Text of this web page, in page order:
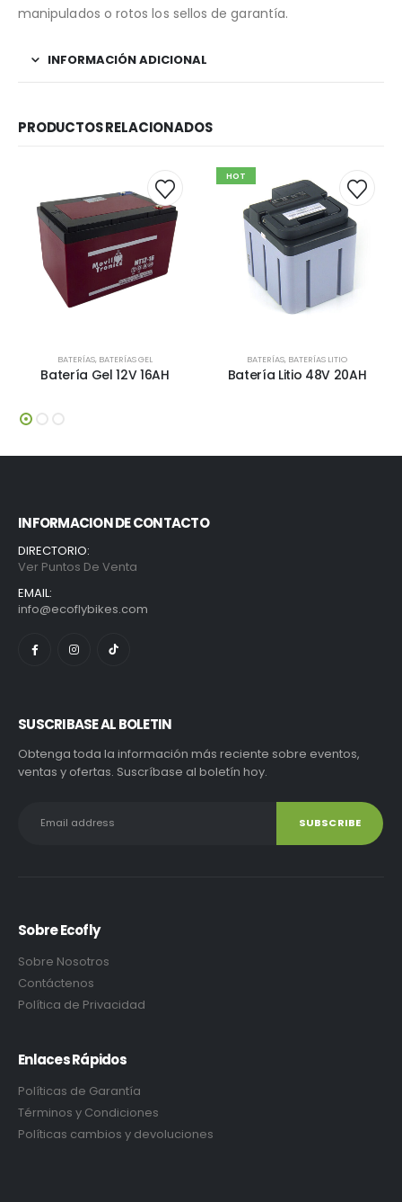
manipulados o rotos los sellos de garantía.
INFORMACIÓN ADICIONAL
PRODUCTOS RELACIONADOS
BATERÍAS, BATERÍAS GEL
Batería Gel 12V 16AH
HOT
BATERÍAS, BATERÍAS LITIO
Batería Litio 48V 20AH
INFORMACION DE CONTACTO
DIRECTORIO:
Ver Puntos De Venta
EMAIL:
info@ecoflybikes.com
SUSCRIBASE AL BOLETIN
Obtenga toda la información más reciente sobre eventos,
ventas y ofertas. Suscríbase al boletín hoy.
Sobre Ecofly
Sobre Nosotros
Contáctenos
Política de Privacidad
Enlaces Rápidos
Políticas de Garantía
Términos y Condiciones
Políticas cambios y devoluciones